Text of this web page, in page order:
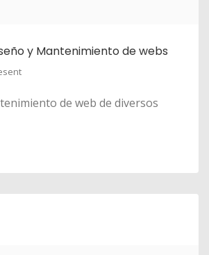
y Mantenimiento de webs
de web de diversos